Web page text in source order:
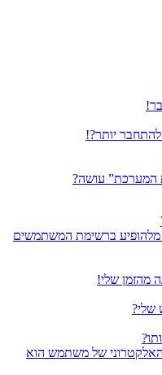
יותר?!
המערכת” עושה?
ברשימת המשתמשים
מהזמן שלי!
שלי?
של משתמש הוא